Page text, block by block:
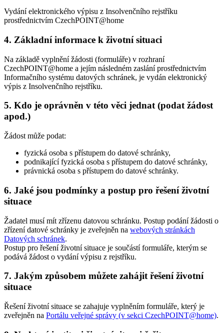
Vydání elektronického výpisu z Insolvenčního rejstříku
prostřednictvím CzechPOINT@home
4. Základní informace k životní situaci
Na základě vyplnění žádosti (formuláře) v rozhraní
CzechPOINT@home a jejím následném zaslání prostřednictvím
Informačního systému datových schránek, je vydán elektronický
výpis z Insolvenčního rejstříku.
5. Kdo je oprávněn v této věci jednat (podat žádost
apod.)
Žádost může podat:
fyzická osoba s přístupem do datové schránky,
podnikající fyzická osoba s přístupem do datové schránky,
právnická osoba s přístupem do datové schránky.
6. Jaké jsou podmínky a postup pro řešení životní
situace
Žadatel musí mít zřízenu datovou schránku. Postup podání žádosti o
zřízení datové schránky je zveřejněn na webových stránkách
Datových schránek.
Postup pro řešení životní situace je součástí formuláře, kterým se
podává žádost o vydání výpisu z rejstříku.
7. Jakým způsobem můžete zahájit řešení životní
situace
Řešení životní situace se zahajuje vyplněním formuláře, který je
zveřejněn na Portálu veřejné správy (v sekci CzechPOINT@home).